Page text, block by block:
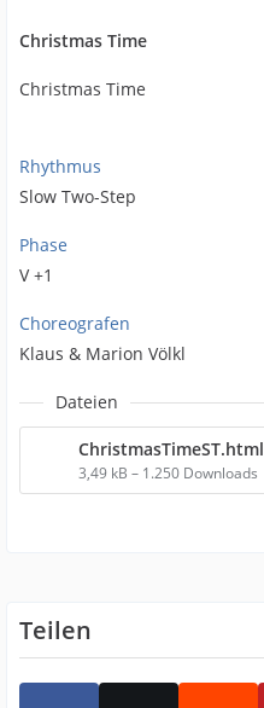
Christmas Time
Christmas Time
Rhythmus
Slow Two-Step
Phase
V +1
Choreografen
Klaus & Marion Völkl
Dateien
ChristmasTimeST.html
3,49 kB – 1.250 Downloads
Teilen